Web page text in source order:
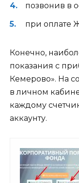
позвонив в
при оплате
Конечно,
показания с
Кемерово». На
в личном
каждому
аккаунту.